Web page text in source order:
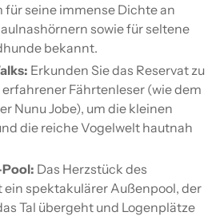
für seine immense Dichte an
sowie für seltene
bekannt.
Erkunden Sie das Reservat zu
Fährtenleser (wie dem
Nunu Jobe), um die kleinen
die reiche Vogelwelt hautnah
Das Herzstück des
spektakulärer Außenpool, der
Tal übergeht und Logenplätze